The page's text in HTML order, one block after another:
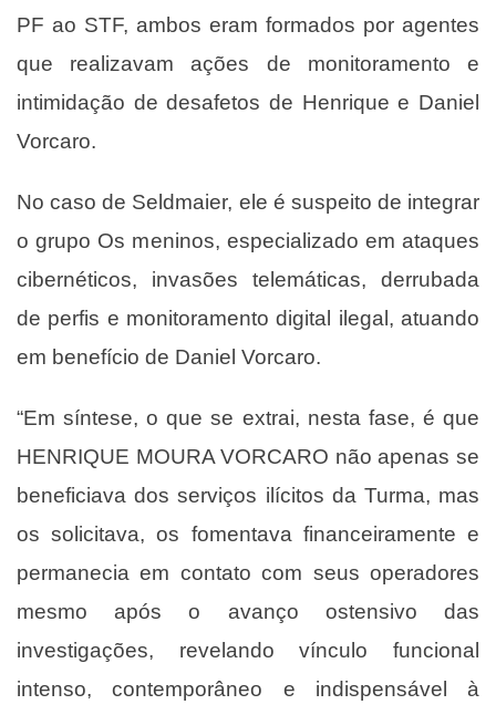
PF ao STF, ambos eram formados por agentes
que realizavam ações de monitoramento e
intimidação de desafetos de Henrique e Daniel
Vorcaro.
No caso de Seldmaier, ele é suspeito de integrar
o grupo Os meninos, especializado em ataques
cibernéticos, invasões telemáticas, derrubada
de perfis e monitoramento digital ilegal, atuando
em benefício de Daniel Vorcaro.
“Em síntese, o que se extrai, nesta fase, é que
HENRIQUE MOURA VORCARO não apenas se
beneficiava dos serviços ilícitos da Turma, mas
os solicitava, os fomentava financeiramente e
permanecia em contato com seus operadores
mesmo após o avanço ostensivo das
investigações, revelando vínculo funcional
intenso, contemporâneo e indispensável à